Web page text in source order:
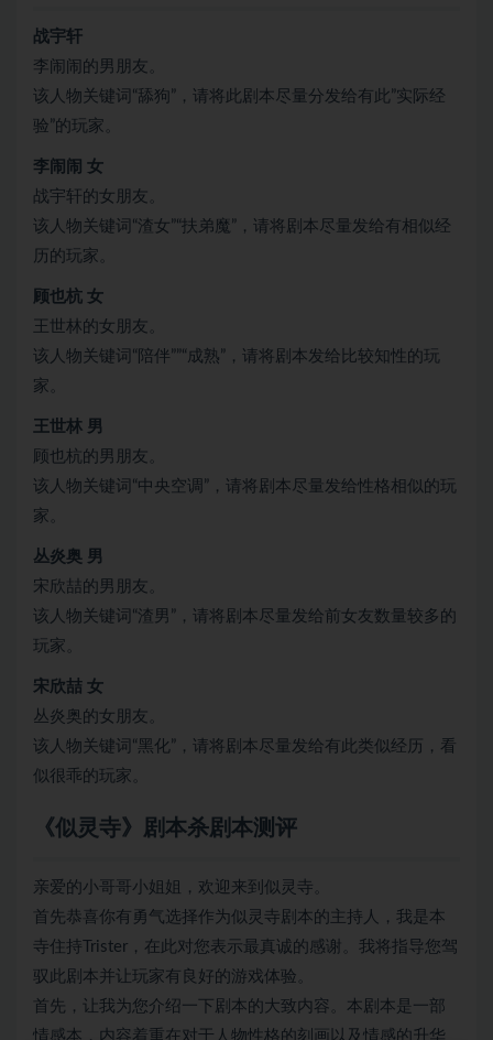
战宇轩
李闹闹的男朋友。
该人物关键词“舔狗”，请将此剧本尽量分发给有此”实际经
验”的玩家。
李闹闹 女
战宇轩的女朋友。
该人物关键词“渣女”“扶弟魔”，请将剧本尽量发给有相似经
历的玩家。
顾也杭 女
王世林的女朋友。
该人物关键词“陪伴””“成熟”，请将剧本发给比较知性的玩
家。
王世林 男
顾也杭的男朋友。
该人物关键词“中央空调”，请将剧本尽量发给性格相似的玩
家。
丛炎奥 男
宋欣喆的男朋友。
该人物关键词“渣男”，请将剧本尽量发给前女友数量较多的
玩家。
宋欣喆 女
丛炎奥的女朋友。
该人物关键词“黑化”，请将剧本尽量发给有此类似经历，看
似很乖的玩家。
《似灵寺》剧本杀剧本测评
亲爱的小哥哥小姐姐，欢迎来到似灵寺。
首先恭喜你有勇气选择作为似灵寺剧本的主持人，我是本
寺住持Trister，在此对您表示最真诚的感谢。我将指导您驾
驭此剧本并让玩家有良好的游戏体验。
首先，让我为您介绍一下剧本的大致内容。本剧本是一部
情感本，内容着重在对于人物性格的刻画以及情感的升华